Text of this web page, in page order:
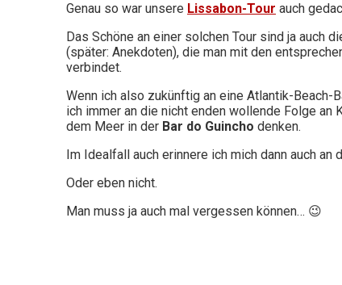
Genau so war unsere Lissabon-Tour auch
Das Schöne an einer solchen Tour sind ja auch
(später: Anekdoten), die man mit den
verbindet.
Wenn ich also zukünftig an eine Atlantik-Beach-
ich immer an die nicht enden wollende Folge an
dem Meer in der Bar do Guincho denken.
Im Idealfall auch erinnere ich mich dann auch an
Oder eben nicht.
Man muss ja auch mal vergessen können… 😉